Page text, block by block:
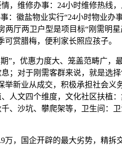
维修办事：24小时维修热线，
：徽盐物业实行“24小时物业办
厅两卫户型是项目标“刚需明
赏腊梅，便利家长照应孩子。
优惠力度大、笼盖范畴广，
；对于刚需客群来说，就是选
新业从成交，积极承担社会义
人文四个维度，文化社区扶植
、沙坑、攀爬架等，卫生间：
，国企开辟的最大劣势，精拆